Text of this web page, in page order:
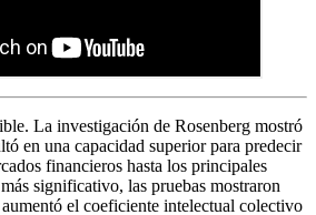
La investigación de Rosenberg mostró
en una capacidad superior para predecir
financieros hasta los principales
significativo, las pruebas mostraron
el coeficiente intelectual colectivo